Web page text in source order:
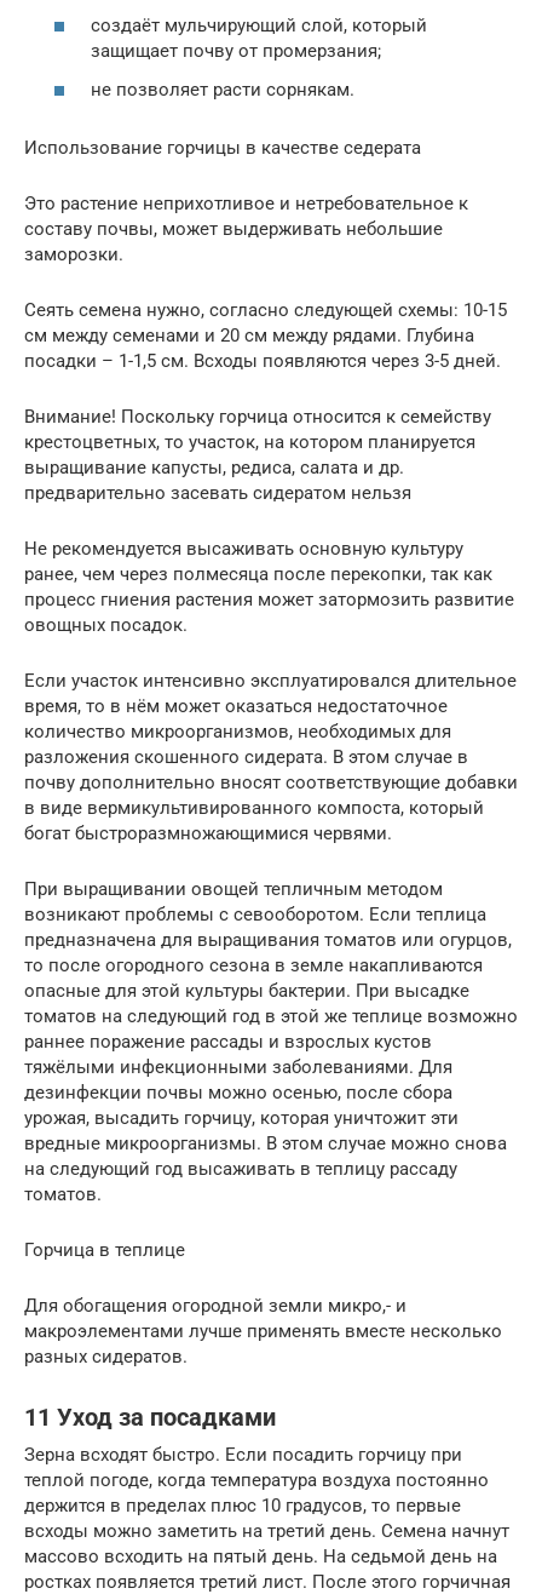
создаёт мульчирующий слой, который
защищает почву от промерзания;
не позволяет расти сорнякам.
Использование горчицы в качестве седерата
Это растение неприхотливое и нетребовательное к
составу почвы, может выдерживать небольшие
заморозки.
Сеять семена нужно, согласно следующей схемы: 10-15
см между семенами и 20 см между рядами. Глубина
посадки – 1-1,5 см. Всходы появляются через 3-5 дней.
Внимание! Поскольку горчица относится к семейству
крестоцветных, то участок, на котором планируется
выращивание капусты, редиса, салата и др.
предварительно засевать сидератом нельзя
Не рекомендуется высаживать основную культуру
ранее, чем через полмесяца после перекопки, так как
процесс гниения растения может затормозить развитие
овощных посадок.
Если участок интенсивно эксплуатировался длительное
время, то в нём может оказаться недостаточное
количество микроорганизмов, необходимых для
разложения скошенного сидерата. В этом случае в
почву дополнительно вносят соответствующие добавки
в виде вермикультивированного компоста, который
богат быстроразмножающимися червями.
При выращивании овощей тепличным методом
возникают проблемы с севооборотом. Если теплица
предназначена для выращивания томатов или огурцов,
то после огородного сезона в земле накапливаются
опасные для этой культуры бактерии. При высадке
томатов на следующий год в этой же теплице возможно
раннее поражение рассады и взрослых кустов
тяжёлыми инфекционными заболеваниями. Для
дезинфекции почвы можно осенью, после сбора
урожая, высадить горчицу, которая уничтожит эти
вредные микроорганизмы. В этом случае можно снова
на следующий год высаживать в теплицу рассаду
томатов.
Горчица в теплице
Для обогащения огородной земли микро,- и
макроэлементами лучше применять вместе несколько
разных сидератов.
11 Уход за посадками
Зерна всходят быстро. Если посадить горчицу при
теплой погоде, когда температура воздуха постоянно
держится в пределах плюс 10 градусов, то первые
всходы можно заметить на третий день. Семена начнут
массово всходить на пятый день. На седьмой день на
ростках появляется третий лист. После этого горчичная